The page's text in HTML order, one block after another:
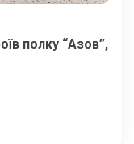
полку “Азов”,